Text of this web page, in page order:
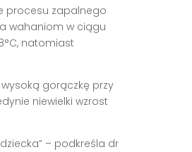
procesu zapalnego
wahaniom w ciągu
natomiast
gorączkę przy
niewielki wzrost
– podkreśla dr